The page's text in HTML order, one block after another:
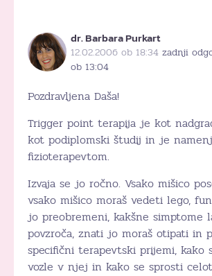
dr. Barbara Purkart
12.02.2006 ob 18:34 zadnji
ob 13:04
Pozdravljena Daša!
Trigger point terapija je kot
kot podiplomski študij in je
fizioterapevtom.
Izvaja se jo ročno. Vsako mišico
vsako mišico moraš vedeti lego,
jo preobremeni, kakšne simptome
povzroča, znati jo moraš otipati in
specifični terapevtski prijemi, kako
vozle v njej in kako se sprosti